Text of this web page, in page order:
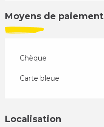
Moyens de paiement
Chèque
Carte bleue
Localisation